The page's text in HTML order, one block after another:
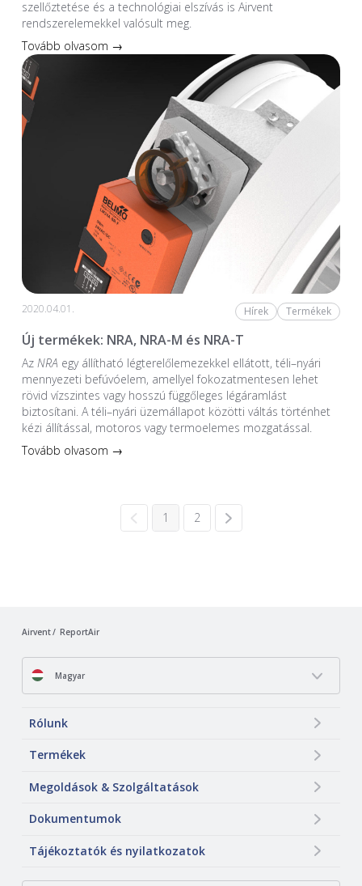
szellőztetése és a technológiai elszívás is Airvent
rendszerelemekkel valósult meg.
Tovább olvasom →
2020.04.01. Hírek Termékek
Új termékek: NRA, NRA-M és NRA-T
Az NRA egy állítható légterelőlemezekkel ellátott, téli–nyári
mennyezeti befúvóelem, amellyel fokozatmentesen lehet
rövid vízszintes vagy hosszú függőleges légáramlást
biztosítani. A téli–nyári üzemállapot közötti váltás történhet
kézi állítással, motoros vagy termoelemes mozgatással.
Tovább olvasom →
1 2
Airvent ReportAir
Magyar
Rólunk
Termékek
Megoldások & Szolgáltatások
Dokumentumok
Tájékoztatók és nyilatkozatok